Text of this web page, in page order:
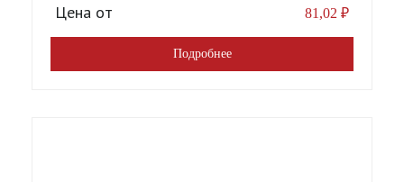
Цена от
81,02 ₽
Подробнее